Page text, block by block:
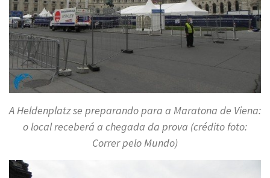
A Heldenplatz se preparando para a Maratona de Viena:
o local receberá a chegada da prova (crédito foto:
Correr pelo Mundo)